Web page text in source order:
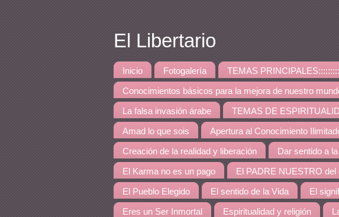
El Libertario
Inicio Fotogalería TEMAS
Conocimientos básicos para la mejora de nuestro
La falsa invasión árabe TEMAS DE
Amad lo que sois Apertura al Conocimiento
Creación de la realidad y liberación Dar sentido a
El Karma no es un pago El PADRE NUESTRO del
El Pueblo Elegido El sentido de la Vida El
Eres un Ser Inmortal Espiritualidad y religión